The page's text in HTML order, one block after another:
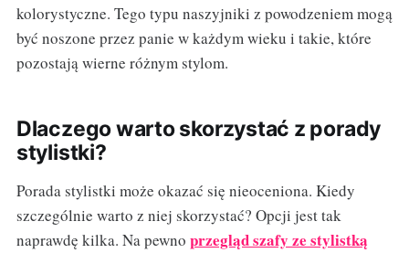
kolorystyczne. Tego typu naszyjniki z powodzeniem mogą
być noszone przez panie w każdym wieku i takie, które
pozostają wierne różnym stylom.
Dlaczego warto skorzystać z porady
stylistki?
Porada stylistki może okazać się nieoceniona. Kiedy
szczególnie warto z niej skorzystać? Opcji jest tak
naprawdę kilka. Na pewno przegląd szafy ze stylistką